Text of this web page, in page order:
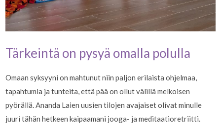
Tärkeintä on pysyä omalla polulla
Omaan syksyyni on mahtunut niin paljon erilaista ohjelmaa,
tapahtumia ja tunteita, että pää on ollut välillä melkoisen
pyörällä. Ananda Laien uusien tilojen avajaiset olivat minulle
juuri tähän hetkeen kaipaamani jooga- ja meditaatioretriitti.